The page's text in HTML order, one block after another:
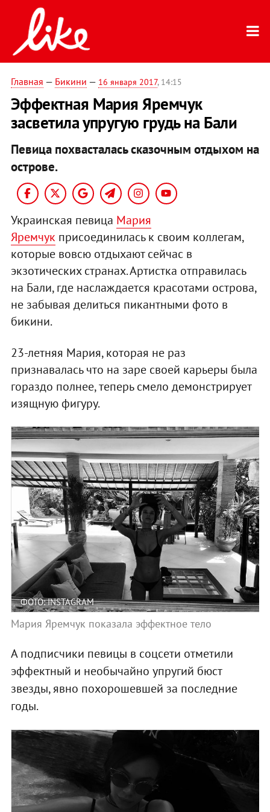
Главная — Бикини — 16 января 2017, 14:15
Эффектная Мария Яремчук
засветила упругую грудь на Бали
Певица похвасталась сказочным отдыхом на
острове.
Украинская певица Мария
Яремчук присоединилась к своим коллегам,
которые вовсю отдыхают сейчас в
экзотических странах. Артистка отправилась
на Бали, где наслаждается красотами острова,
не забывая делиться пикантными фото в
бикини.
23-летняя Мария, которая не раз
признавалась что на заре своей карьеры была
гораздо полнее, теперь смело демонстрирует
изящную фигуру.
ФОТО: INSTAGRAM
Мария Яремчук показала эффектное тело
А подписчики певицы в соцсети отметили
эффектный и необычайно упругий бюст
звезды, явно похорошевшей за последние
годы.